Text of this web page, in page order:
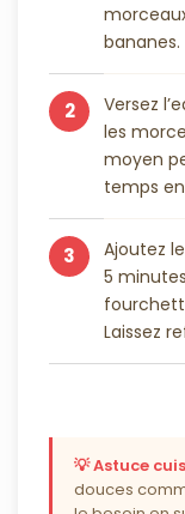
bananes.
2
Versez
les
moyen
temps
3
Ajoutez
5
Laissez
💡 Astuce
douces